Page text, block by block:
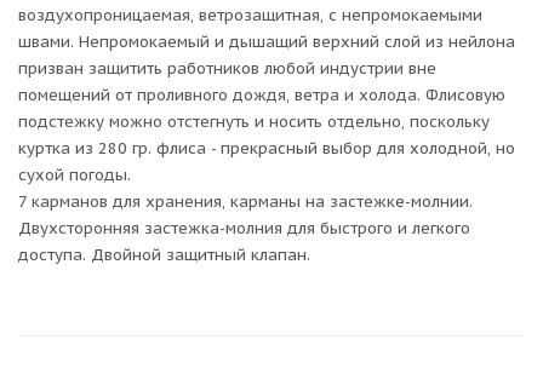
воздухопроницаемая, ветрозащитная, с непромокаемыми
швами. Непромокаемый и дышащий верхний слой из нейлона
призван защитить работников любой индустрии вне
помещений от проливного дождя, ветра и холода. Флисовую
подстежку можно отстегнуть и носить отдельно, поскольку
куртка из 280 гр. флиса - прекрасный выбор для холодной, но
сухой погоды.
7 карманов для хранения, карманы на застежке-молнии.
Двухсторонняя застежка-молния для быстрого и легкого
доступа. Двойной защитный клапан.